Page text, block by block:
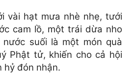
vài hạt mưa nhè nhẹ, tưới
cam lồ, một trái dừa nho
suối là một món quà
Phật tử, khiến cho cả hội
hỷ đón nhận.